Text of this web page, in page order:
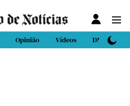
Opinião Vídeos DN Sport